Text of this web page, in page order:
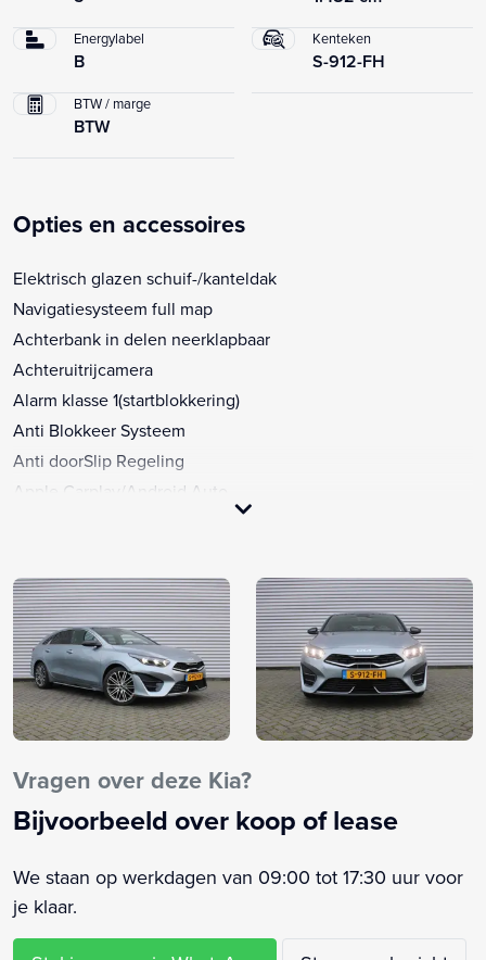
Energylabel
B
Kenteken
S-912-FH
BTW / marge
BTW
Opties en accessoires
Elektrisch glazen schuif-/kanteldak
Navigatiesysteem full map
Achterbank in delen neerklapbaar
Achteruitrijcamera
Alarm klasse 1(startblokkering)
Anti Blokkeer Systeem
Anti doorSlip Regeling
Apple Carplay/Android Auto
Bandenspanningscontrolesysteem
Bestuurdersstoel in hoogte verstelbaar
Bots waarschuwing systeem
Buitenspiegels elektrisch inklapbaar
Buitenspiegels elektrisch verstelbaar
Buitenspiegels verwarmbaar
Connected services
Cruise control adaptief met Stop&Go en stuurhulp
Dimlichten automatisch
Dodehoekdetectie met correctie
Draadloze telefoonlader
Vragen over deze Kia?
Bijvoorbeeld over koop of lease
We staan op werkdagen van 09:00 tot 17:30 uur voor
je klaar.